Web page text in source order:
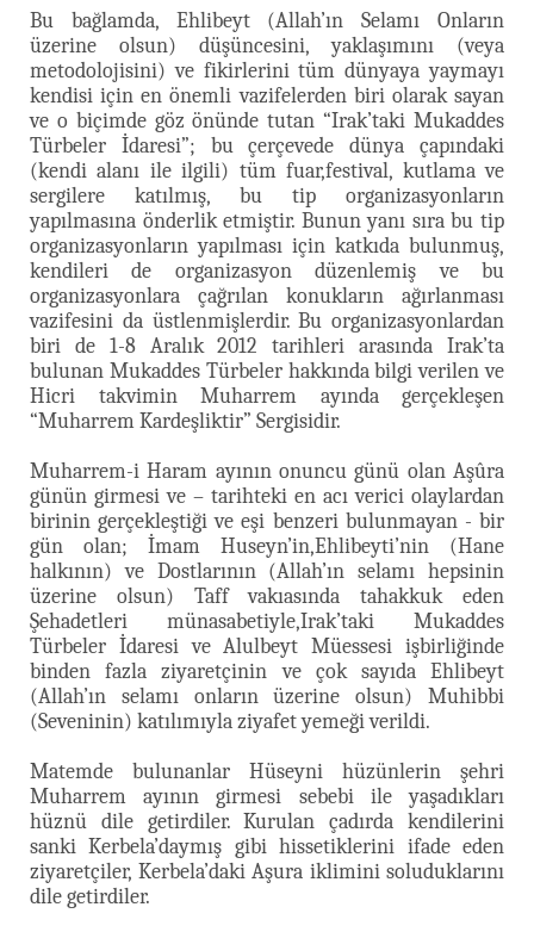
Bu bağlamda, Ehlibeyt (Allah’ın Selamı Onların
üzerine olsun) düşüncesini, yaklaşımını (veya
metodolojisini) ve fikirlerini tüm dünyaya yaymayı
kendisi için en önemli vazifelerden biri olarak sayan
ve o biçimde göz önünde tutan “Irak’taki Mukaddes
Türbeler İdaresi”; bu çerçevede dünya çapındaki
(kendi alanı ile ilgili) tüm fuar,festival, kutlama ve
sergilere katılmış, bu tip organizasyonların
yapılmasına önderlik etmiştir. Bunun yanı sıra bu tip
organizasyonların yapılması için katkıda bulunmuş,
kendileri de organizasyon düzenlemiş ve bu
organizasyonlara çağrılan konukların ağırlanması
vazifesini da üstlenmişlerdir. Bu organizasyonlardan
biri de 1-8 Aralık 2012 tarihleri arasında Irak’ta
bulunan Mukaddes Türbeler hakkında bilgi verilen ve
Hicri takvimin Muharrem ayında gerçekleşen
“Muharrem Kardeşliktir” Sergisidir.
Muharrem-i Haram ayının onuncu günü olan Aşûra
günün girmesi ve – tarihteki en acı verici olaylardan
birinin gerçekleştiği ve eşi benzeri bulunmayan - bir
gün olan; İmam Huseyn’in,Ehlibeyti’nin (Hane
halkının) ve Dostlarının (Allah’ın selamı hepsinin
üzerine olsun) Taff vakıasında tahakkuk eden
Şehadetleri münasabetiyle,Irak’taki Mukaddes
Türbeler İdaresi ve Alulbeyt Müessesi işbirliğinde
binden fazla ziyaretçinin ve çok sayıda Ehlibeyt
(Allah’ın selamı onların üzerine olsun) Muhibbi
(Seveninin) katılımıyla ziyafet yemeği verildi.
Matemde bulunanlar Hüseyni hüzünlerin şehri
Muharrem ayının girmesi sebebi ile yaşadıkları
hüznü dile getirdiler. Kurulan çadırda kendilerini
sanki Kerbela’daymış gibi hissetiklerini ifade eden
ziyaretçiler, Kerbela’daki Aşura iklimini soluduklarını
dile getirdiler.